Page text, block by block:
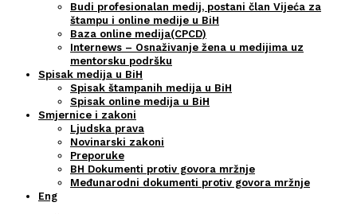
Budi profesionalan medij, postani član Vijeća za
štampu i online medije u BiH
Baza online medija(CPCD)
Internews – Osnaživanje žena u medijima uz
mentorsku podršku
Spisak medija u BiH
Spisak štampanih medija u BiH
Spisak online medija u BiH
Smjernice i zakoni
Ljudska prava
Novinarski zakoni
Preporuke
BH Dokumenti protiv govora mržnje
Međunarodni dokumenti protiv govora mržnje
Eng